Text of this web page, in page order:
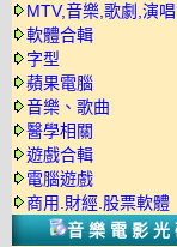
MTV,音樂,歌劇,演
軟體合輯
字型
蘋果電腦
音樂、歌曲
醫學相關
遊戲合輯
電腦遊戲
商用.財經.股票軟體
音樂電影